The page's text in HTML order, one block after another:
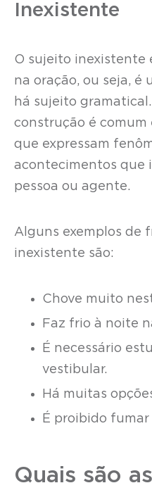
Inexistente
O sujeito inexistente
na oração, ou seja, é
há sujeito
construção é comum
que expressam
acontecimentos que
pessoa ou agente.
Alguns exemplos de
inexistente são:
Chove muito
Faz frio à noite
É necessário
vestibular.
Há muitas
É proibido fumar
Quais são